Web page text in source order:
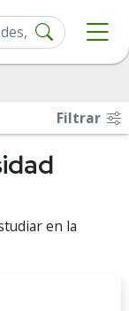
Filtrar
en la